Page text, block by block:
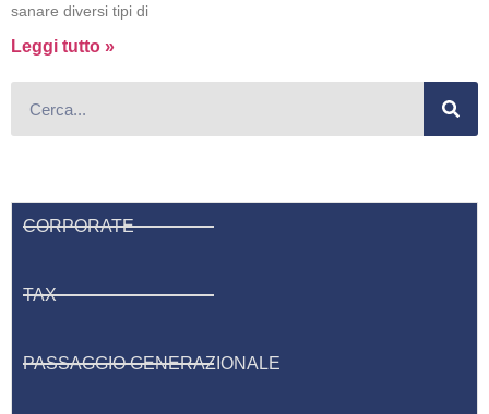
sanare diversi tipi di
Leggi tutto »
CORPORATE
TAX
PASSAGGIO GENERAZIONALE